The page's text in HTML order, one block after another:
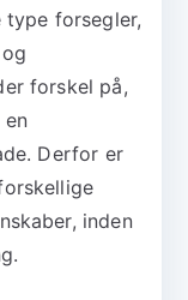
forsegler,
forskel på,
Derfor er
inden